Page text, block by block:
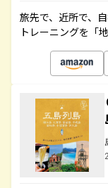
旅先で、近所で、
トレーニングを「